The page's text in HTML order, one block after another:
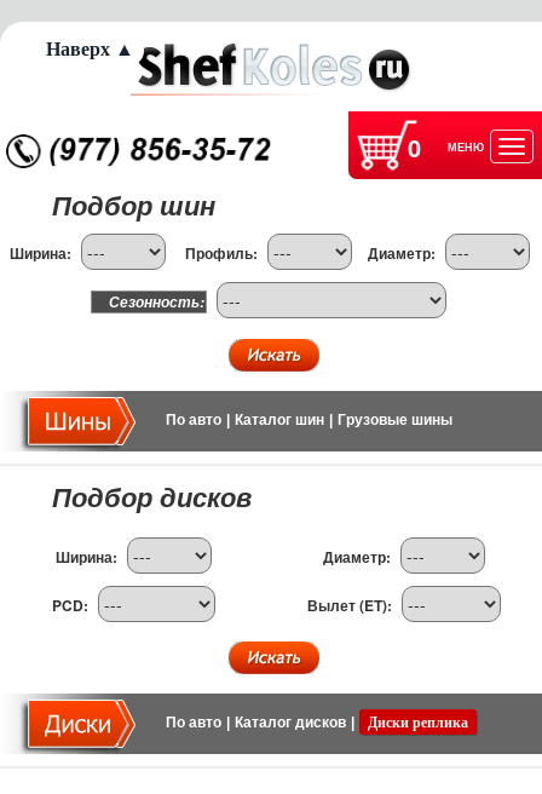
0 МЕНЮ
Подбор шин
Ширина: Профиль: Диаметр:
Сезонность:
По авто Каталог шин Грузовые шины
Подбор дисков
Ширина: Диаметр:
PCD: Вылет (ET):
По авто Каталог дисков Диски реплика
Наверх ▲